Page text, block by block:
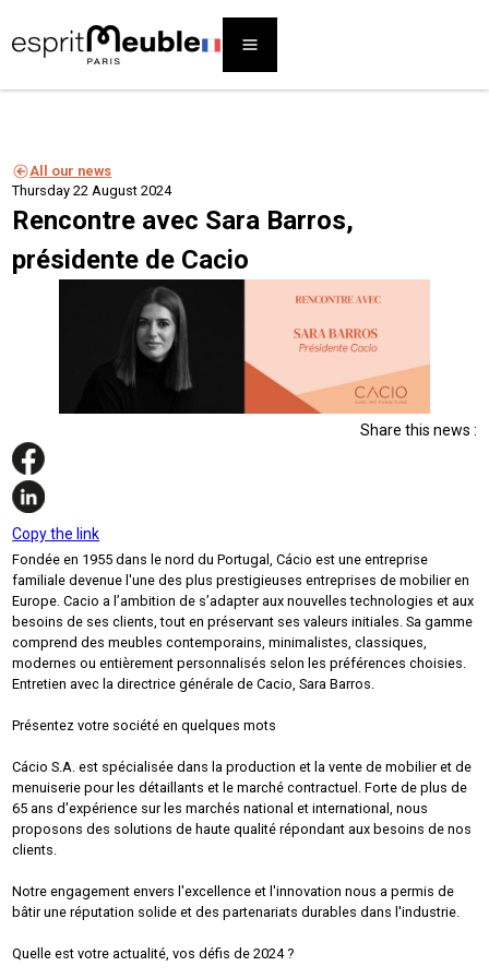
All our news
Thursday 22 August 2024
Rencontre avec Sara Barros,
présidente de Cacio
Share this news :
Copy the link
Fondée en 1955 dans le nord du Portugal, Cácio est une entreprise
familiale devenue l'une des plus prestigieuses entreprises de mobilier en
Europe. Cacio a l’ambition de s’adapter aux nouvelles technologies et aux
besoins de ses clients, tout en préservant ses valeurs initiales. Sa gamme
comprend des meubles contemporains, minimalistes, classiques,
modernes ou entièrement personnalisés selon les préférences choisies.
Entretien avec la directrice générale de Cacio, Sara Barros.
Présentez votre société en quelques mots
Cácio S.A. est spécialisée dans la production et la vente de mobilier et de
menuiserie pour les détaillants et le marché contractuel. Forte de plus de
65 ans d'expérience sur les marchés national et international, nous
proposons des solutions de haute qualité répondant aux besoins de nos
clients.
Notre engagement envers l'excellence et l'innovation nous a permis de
bâtir une réputation solide et des partenariats durables dans l'industrie.
Quelle est votre actualité, vos défis de 2024 ?